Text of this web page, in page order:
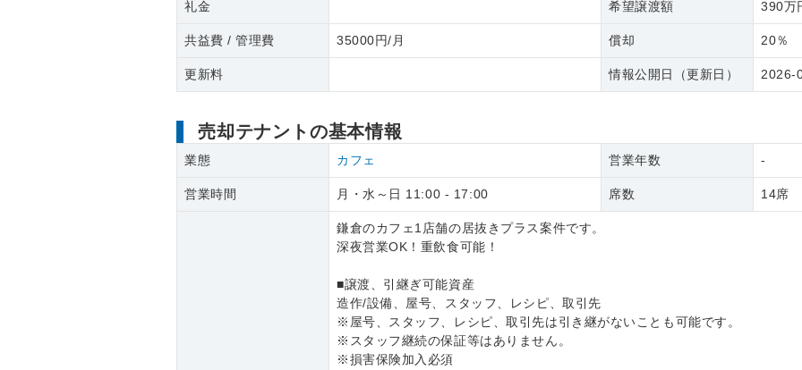
礼金 希望譲渡額 390万
共益費 / 管理費 35000円/月 償却 20％
更新料 情報公開日（更新日） 2026-
売却テナントの基本情報
業態 カフェ 営業年数 -
営業時間 月・水～日 11:00 - 17:00 席数 14席
鎌倉のカフェ1店舗の居抜きプラス案件です。
深夜営業OK！重飲食可能！
■譲渡、引継ぎ可能資産
造作/設備、屋号、スタッフ、レシピ、取引先
※屋号、スタッフ、レシピ、取引先は引き継がないことも可能です。
※スタッフ継続の保証等はありません。
※損害保険加入必須